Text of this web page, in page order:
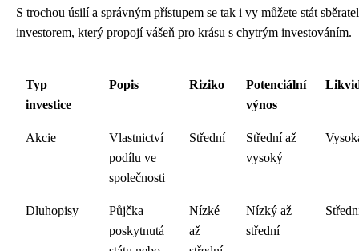
S trochou úsilí a správným přístupem se tak i vy můžete stát
investorem, který propojí vášeň pro krásu s chytrým investováním.
Typ
investice
Popis Riziko
Potenciální
výnos
Akcie
Vlastnictví
podílu ve
společnosti
Střední
Střední až
vysoký
Dluhopisy
Půjčka
poskytnutá
Nízké
až
Nízký až
střední